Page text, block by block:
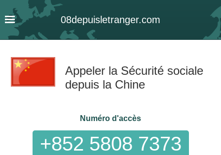
08depuisletranger.com
Appeler la Sécurité sociale
depuis la Chine
Numéro d'accès
+852 5808 7373